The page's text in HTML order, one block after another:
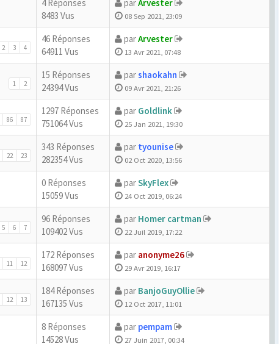
4 Réponses
8483 Vus
parArvester
08 Sep 2021, 23:09
2 3 4
46 Réponses
64911 Vus
parArvester
13 Avr 2021, 07:48
1 2
15 Réponses
24394 Vus
parshaokahn
09 Avr 2021, 21:26
86 87
1297 Réponses
751064 Vus
par Goldlink
25 Jan 2021, 19:30
22 23
343 Réponses
282354 Vus
par tyounise
02 Oct 2020, 13:56
0 Réponses
15059 Vus
parSkyFlex
24 Oct 2019, 06:24
5 6 7
96 Réponses
109402 Vus
par Homer cartman
22 Juil 2019, 17:22
11 12
172 Réponses
168097 Vus
par anonyme26
29 Avr 2019, 16:17
12 13
184 Réponses
167135 Vus
par BanjoGuyOllie
12 Oct 2017, 11:01
8 Réponses
14528 Vus
par pempam
27 Juin 2017, 00:34